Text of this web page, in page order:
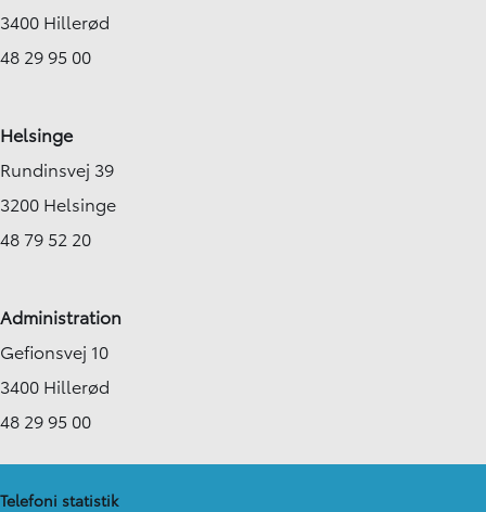
3400 Hillerød
48 29 95 00
Helsinge
Rundinsvej 39
3200 Helsinge
48 79 52 20
Administration
Gefionsvej 10
3400 Hillerød
48 29 95 00
Telefoni statistik